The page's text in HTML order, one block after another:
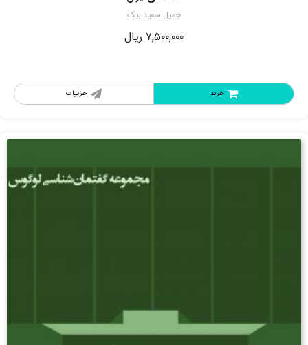
جمیل سعید بیک
۷,۵۰۰,۰۰۰ ریال
جزییات خرید